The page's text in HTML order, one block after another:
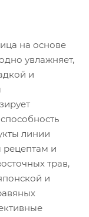
на основе
увлажняет,
и
линии
и
трав,
и